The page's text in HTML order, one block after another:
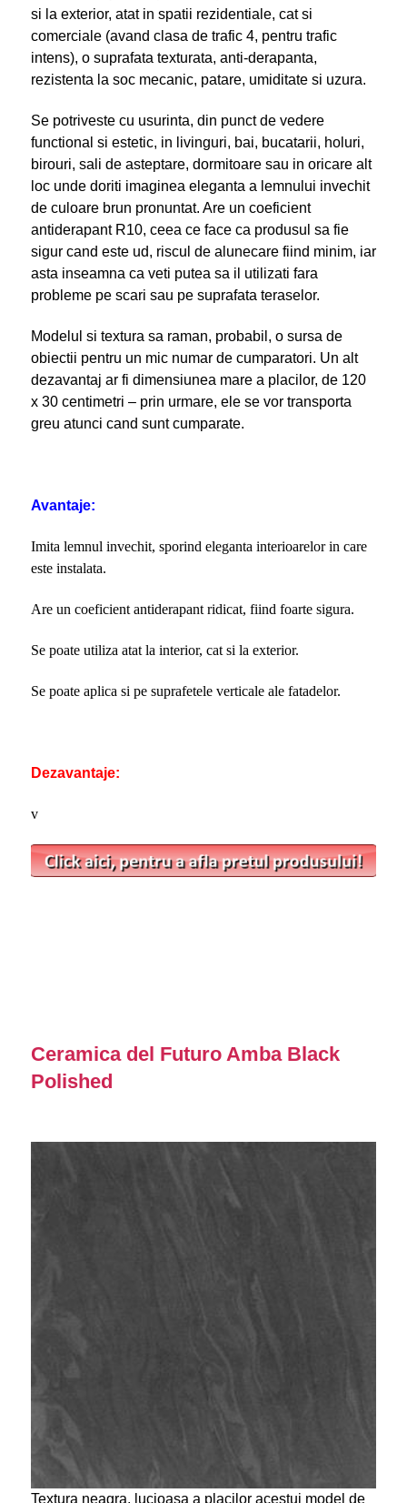
si la exterior, atat in spatii rezidentiale, cat si
comerciale (avand clasa de trafic 4, pentru trafic
intens), o suprafata texturata, anti-derapanta,
rezistenta la soc mecanic, patare, umiditate si uzura.
Se potriveste cu usurinta, din punct de vedere
functional si estetic, in livinguri, bai, bucatarii, holuri,
birouri, sali de asteptare, dormitoare sau in oricare alt
loc unde doriti imaginea eleganta a lemnului invechit
de culoare brun pronuntat. Are un coeficient
antiderapant R10, ceea ce face ca produsul sa fie
sigur cand este ud, riscul de alunecare fiind minim, iar
asta inseamna ca veti putea sa il utilizati fara
probleme pe scari sau pe suprafata teraselor.
Modelul si textura sa raman, probabil, o sursa de
obiectii pentru un mic numar de cumparatori. Un alt
dezavantaj ar fi dimensiunea mare a placilor, de 120
x 30 centimetri – prin urmare, ele se vor transporta
greu atunci cand sunt cumparate.
Avantaje:
Imita lemnul invechit, sporind eleganta interioarelor in care
este instalata.
Are un coeficient antiderapant ridicat, fiind foarte sigura.
Se poate utiliza atat la interior, cat si la exterior.
Se poate aplica si pe suprafetele verticale ale fatadelor.
Dezavantaje:
v
Ceramica del Futuro Amba Black
Polished
Textura neagra, lucioasa a placilor acestui model de